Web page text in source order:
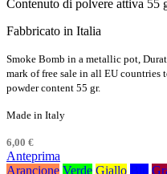
Contenuto di polvere attiva 55
Fabbricato in Italia
Smoke Bomb in a metallic pot,
mark of free sale in all EU countries
powder content 55 gr.
Made in Italy
6,00 €
Anteprima
Arancione Verde Giallo